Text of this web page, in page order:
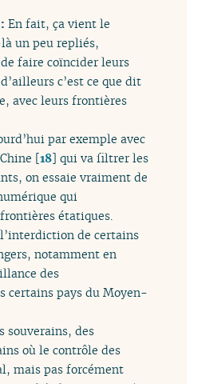
:En fait, ça vient le
un peu repliés,
faire coïncider leurs
c’est ce que dit
avec leurs frontières
par exemple avec
[18] qui va filtrer les
on essaie vraiment de
qui
étatiques.
de certains
notamment en
des
certains pays du Moyen-
souverains, des
où le contrôle des
mais pas forcément